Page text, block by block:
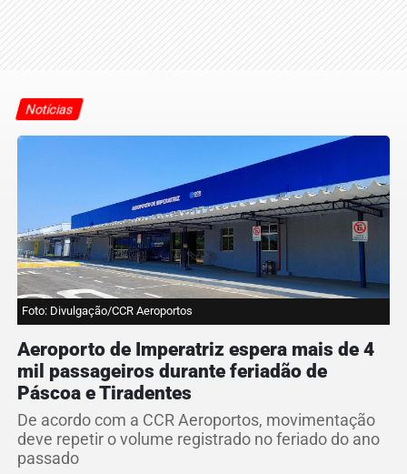
Notícias
Foto: Divulgação/CCR Aeroportos
Aeroporto de Imperatriz espera mais de 4
mil passageiros durante feriadão de
Páscoa e Tiradentes
De acordo com a CCR Aeroportos, movimentação
deve repetir o volume registrado no feriado do ano
passado